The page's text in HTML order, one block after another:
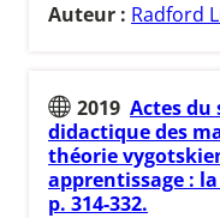
Auteur : Radford
2019 Actes
didactique des
théorie
apprentissage :
p. 314-332.